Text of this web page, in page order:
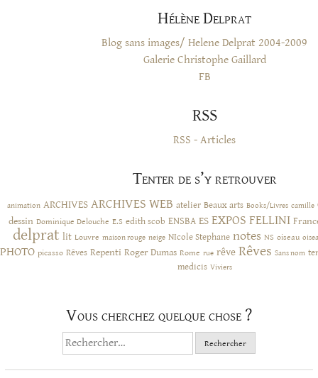
Hélène Delprat
Blog sans images/ Helene Delprat 2004-2009
Galerie Christophe Gaillard
FB
RSS
RSS - Articles
Tenter de s’y retrouver
animation ARCHIVES ARCHIVES WEB atelier Beaux arts Books/Livres camille
dessin Dominique Delouche E.S edith scob ENSBA ES EXPOS FELLINI
delprat lit Louvre maison rouge neige NIcole Stephane notes NS oiseau
PHOTO picasso Rêves Repenti Roger Dumas Rome rue rêve Rêves Sans nom
medicis Viviers
Vous cherchez quelque chose ?
Rechercher :